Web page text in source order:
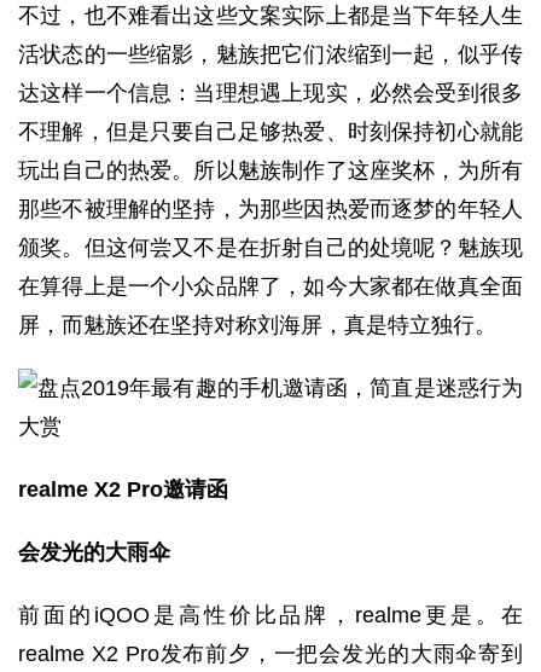
不过，也不难看出这些文案实际上都是当下年轻人生
活状态的一些缩影，魅族把它们浓缩到一起，似乎传
达这样一个信息：当理想遇上现实，必然会受到很多
不理解，但是只要自己足够热爱、时刻保持初心就能
玩出自己的热爱。所以魅族制作了这座奖杯，为所有
那些不被理解的坚持，为那些因热爱而逐梦的年轻人
颁奖。但这何尝又不是在折射自己的处境呢？魅族现
在算得上是一个小众品牌了，如今大家都在做真全面
屏，而魅族还在坚持对称刘海屏，真是特立独行。
realme X2 Pro邀请函
会发光的大雨伞
前面的iQOO是高性价比品牌，realme更是。在
realme X2 Pro发布前夕，一把会发光的大雨伞寄到